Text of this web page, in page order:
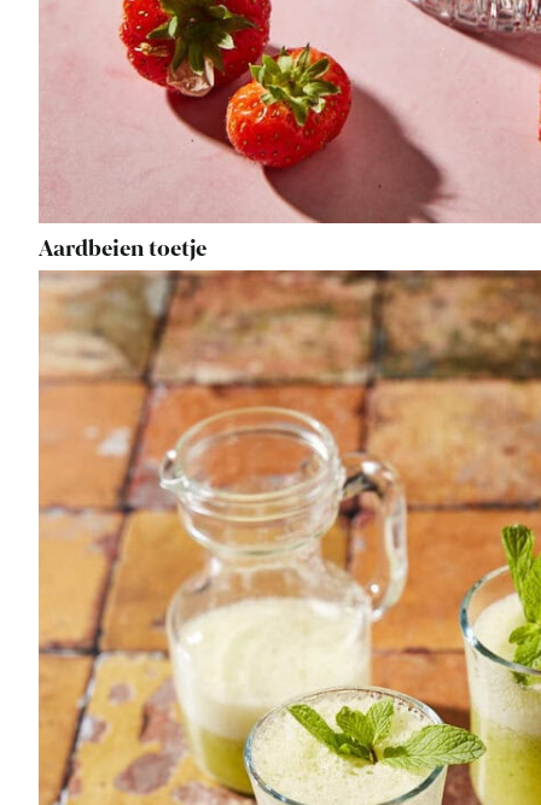
Aardbeien toetje